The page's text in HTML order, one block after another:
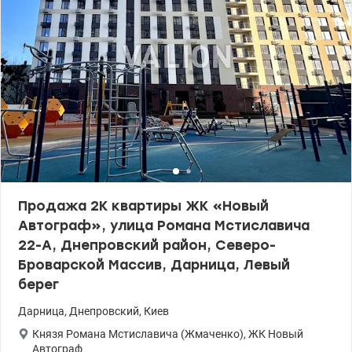
гостевой санузел и ванная • прихожая + гардеробная зона
Экологический район, рядом парк Победа, озера, лесопарк. До г.
Дарница – 15 минут пешком. Рядом находятся детские сады и
школы. В доме индивидуальное электрическое отопление.
Уютное лобби на первом этаже. Подземный паркинг с лифтом.
Территория ЖК закрыта без авто. Охрана 24/7. Детские и
спортивные площадки, зоны отдыха. Отдельно предлагаются –
лучшее место в подземном паркинге и кладовая на этаже
площадью 6,5 м². Звоните (или пишите Viber/Telegram) для
предварительной записи на просмотр. Цена 144 000 у.е. Марина,
тел.: 063 392 35 35 valion.ua/1142124
Продажа 2К квартиры ЖК «Новый
Автограф», улица Романа Мстиславича
22-А, Днепровский район, Северо-
Броварской Массив, Дарница, Левый
берег
Дарница, Днепровский, Киев
Князя Романа Мстиславича (Жмаченко), ЖК Новый
Автограф